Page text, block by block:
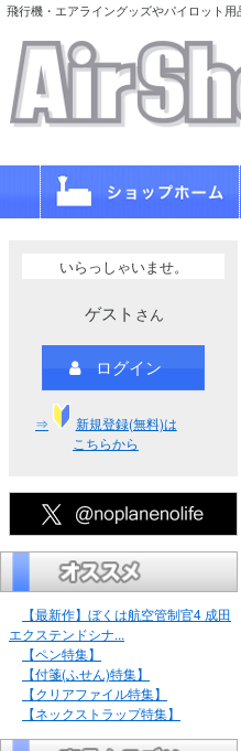
飛行機・エアライングッズやパイロット用
いらっしゃいませ。
ゲスト さん
ログイン
⇒
新規登録(無料)は
こちらから
【最新作】ぼくは航空管制官4 成田
エクステンドシナ...
【ペン特集】
【付箋(ふせん)特集】
【クリアファイル特集】
【ネックストラップ特集】